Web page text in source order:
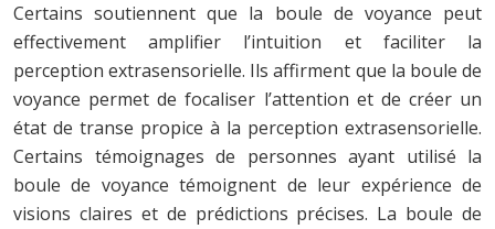
Certains soutiennent que la boule de voyance peut
effectivement amplifier l’intuition et faciliter la
perception extrasensorielle. Ils affirment que la boule de
voyance permet de focaliser l’attention et de créer un
état de transe propice à la perception extrasensorielle.
Certains témoignages de personnes ayant utilisé la
boule de voyance témoignent de leur expérience de
visions claires et de prédictions précises. La boule de